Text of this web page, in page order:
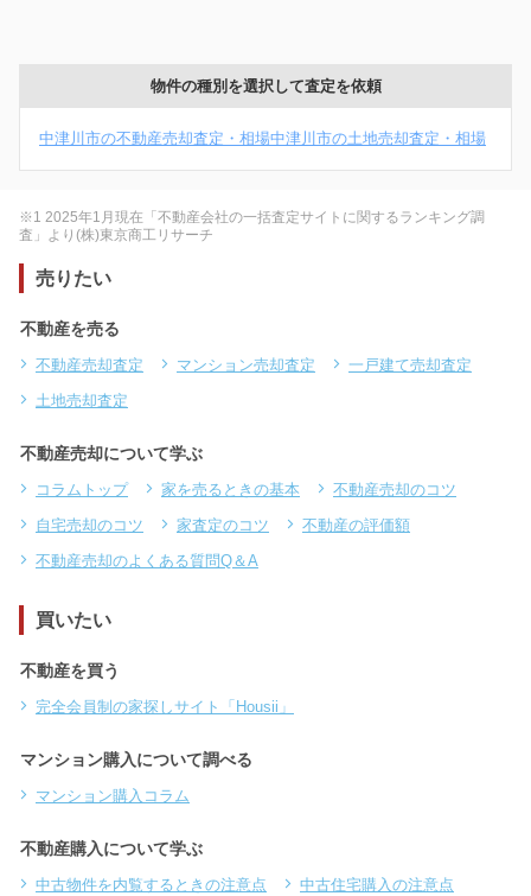
物件の種別を選択して査定を依頼
中津川市の不動産売却査定・相場中津川市の土地売却査定・相場
※1 2025年1月現在「不動産会社の一括査定サイトに関するランキング調
査」より(株)東京商工リサーチ
売りたい
不動産を売る
不動産売却査定 マンション売却査定
一戸建て売却査定
土地売却査定
不動産売却について学ぶ
コラムトップ 家を売るときの基本
不動産売却のコツ
自宅売却のコツ
家査定のコツ
不動産の評価額
不動産売却のよくある質問Q＆A
買いたい
不動産を買う
完全会員制の家探しサイト「Housii」
マンション購入について調べる
マンション購入コラム
不動産購入について学ぶ
中古物件を内覧するときの注意点 中古住宅購入の注意点